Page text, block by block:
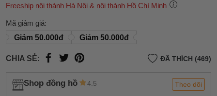
Freeship nội thành Hà Nội & nội thành Hồ Chí Minh
Mã giảm giá:
Giảm 50.000đ
Giảm 50.000đ
CHIA SẺ: ĐÃ THÍCH (469)
Shop đồng hồ 4.5 Theo dõi